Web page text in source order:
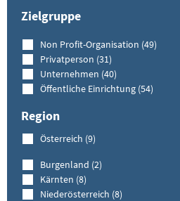
Zielgruppe
Non Profit-Organisation (49)
Privatperson (31)
Unternehmen (40)
Öffentliche Einrichtung (54)
Region
Österreich (9)
Burgenland (2)
Kärnten (8)
Niederösterreich (8)